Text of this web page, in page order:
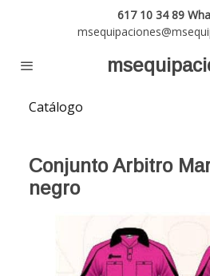
617 10 34 89
Catálogo
Conjunto Arbitro
negro